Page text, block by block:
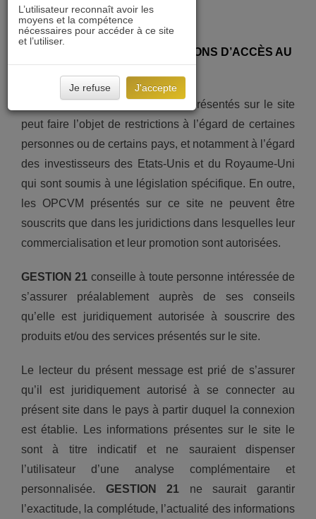
MISE EN GARDE ET RESTRICTIONS D’ACCÈS AU
SITE
L’accès aux produits et services présentés sur le site
peut faire l’objet de restrictions à l’égard de certaines
personnes ou de certains pays, et notamment à l’égard
des investisseurs des Etats-Unis et du Royaume-Uni
qui sont soumis à une législation spécifique. En outre,
les OPCVM présentés sur ce site ne peuvent être
souscrits que dans les juridictions dans lesquelles leur
commercialisation et leur promotion sont autorisées.
GESTION 21 conseille à toute personne intéressée de
s’assurer préalablement auprès de ses conseils
qu’elle est juridiquement autorisée à souscrire des
produits et/ou des services présentés sur le site.
Le lecteur du présent message est prié de s’assurer
qu’il est juridiquement autorisé à se connecter au
présent site dans le pays à partir duquel la connexion
est établie. Les informations présentes sur le site le
sont à titre indicatif et ne sauraient dispenser
l’utilisateur d’une analyse complémentaire et
personnalisée. GESTION 21 ne saurait garantir
l’exactitude, la complétude, l’actualité des informations
L’utilisateur reconnaît avoir les
moyens et la compétence
nécessaires pour accéder à ce site
et l’utiliser.
Je refuse J'accepte